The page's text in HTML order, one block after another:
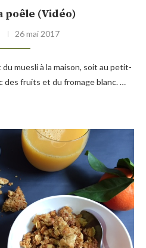
poêle (Vidéo)
26 mai 2017
muesli à la maison, soit au petit-
des fruits et du fromage blanc. …